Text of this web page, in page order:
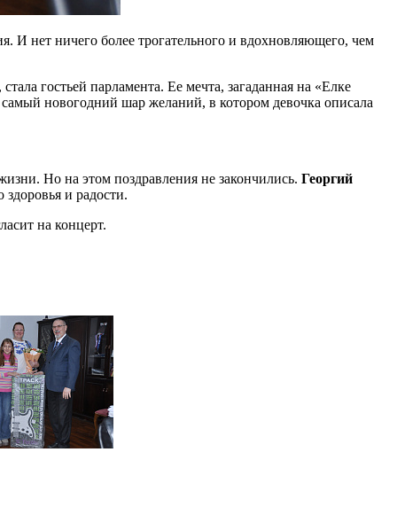
И нет ничего более трогательного и вдохновляющего, чем
гостьей парламента. Ее мечта, загаданная на «Елке
самый новогодний шар желаний, в котором девочка описала
Но на этом поздравления не закончились. Георгий
здоровья и радости.
на концерт.